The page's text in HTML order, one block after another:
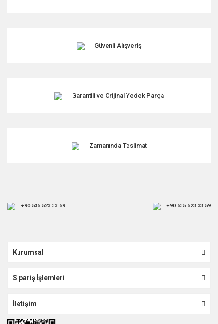
Güvenli Alışveriş
Garantili ve Orijinal Yedek Parça
Zamanında Teslimat
+90 535 523 33 59 +90 535 523 33 59
Kurumsal
Sipariş İşlemleri
İletişim